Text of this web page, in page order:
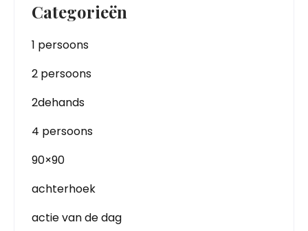
Categorieën
1 persoons
2 persoons
2dehands
4 persoons
90×90
achterhoek
actie van de dag